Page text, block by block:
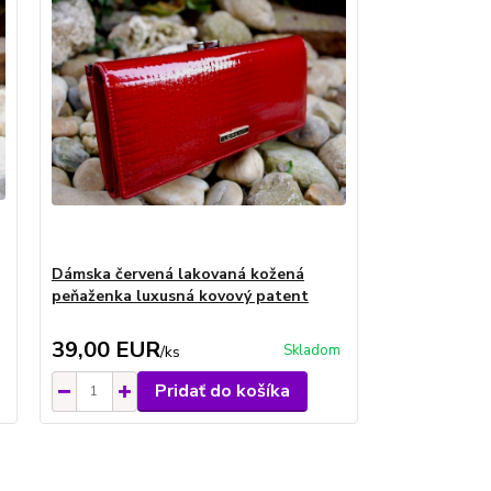
Dámska červená lakovaná kožená
peňaženka luxusná kovový patent
39,00 EUR/ks Skladom
Pridať do košíka